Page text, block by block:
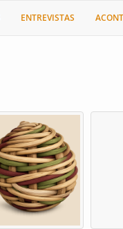
ENTREVISTAS